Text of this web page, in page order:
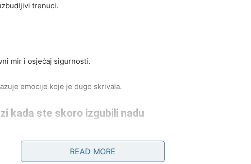
trenuci.
mir i osjećaj sigurnosti.
emocije koje je dugo skrivala.
kada ste skoro izgubili nadu
READ MORE